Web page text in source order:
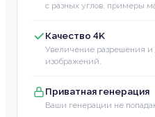
с разных углов, примеры
Качество 4K
Увеличение разрешения и
изображений.
Приватная генерация
Ваши генерации не